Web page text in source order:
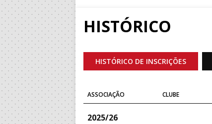
HISTÓRICO
HISTÓRICO DE INSCRIÇÕES
ASSOCIAÇÃO CLUBE
2025/26